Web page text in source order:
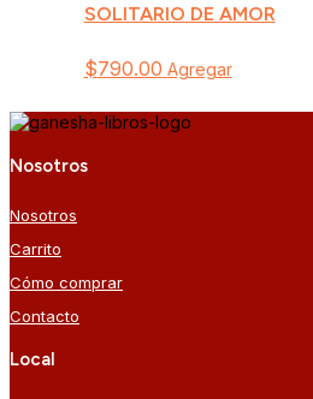
SOLITARIO DE AMOR
$790.00 Agregar
Nosotros
Nosotros
Carrito
Cómo comprar
Contacto
Local